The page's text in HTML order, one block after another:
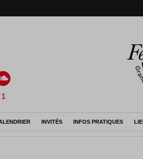
INVITÉS INFOS PRATIQUES